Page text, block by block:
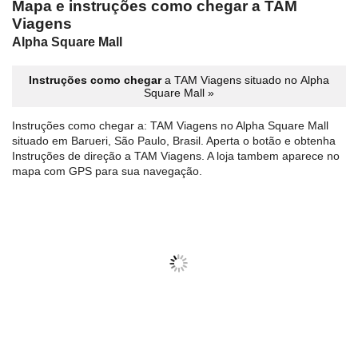
Mapa e instruções como chegar a TAM
Viagens
Alpha Square Mall
Instruções como chegara TAM Viagens situado no Alpha
Square Mall »
Instruções como chegar a: TAM Viagens no Alpha Square Mall
situado em Barueri, São Paulo, Brasil. Aperta o botão e obtenha
Instruções de direção a TAM Viagens. A loja tambem aparece no
mapa com GPS para sua navegação.